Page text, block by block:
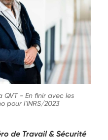
- En finir avec les
pour l'INRS/2023
de Travail & Sécurité